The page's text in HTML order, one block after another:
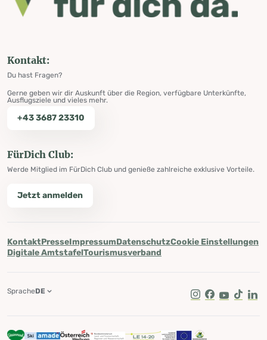
Kontakt:
Du hast Fragen?
Gerne geben wir dir Auskunft über die Region, verfügbare Unterkünfte,
Ausflugsziele und vieles mehr.
+43 3687 23310
FürDich Club:
Werde Mitglied im FürDich Club und genieße zahlreiche exklusive Vorteile.
Jetzt anmelden
KontaktPresseImpressumDatenschutzCookie Einstellungen
Digitale AmtstafelTourismusverband
Instagram
Facebook
Youtube
Tik Tok
SpracheDE